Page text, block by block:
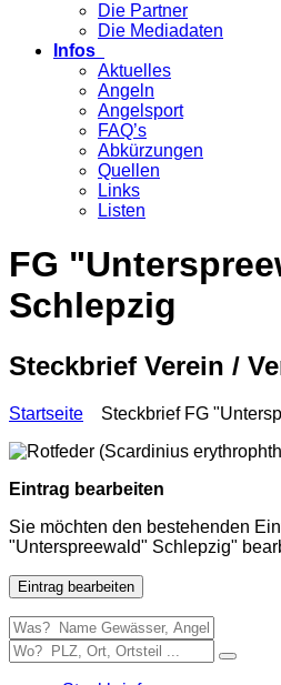
Die Partner
Die Mediadaten
Infos
Aktuelles
Angeln
Angelsport
FAQ’s
Abkürzungen
Quellen
Links
Listen
FG
Schlepzig
Steckbrief Verein /
Startseite Steckbrief FG
Eintrag bearbeiten
Sie möchten den bestehenden
"Unterspreewald" Schlepzig"
Eintrag bearbeiten